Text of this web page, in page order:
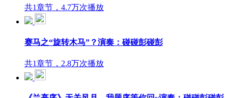
共1章节，4.7万次播放
赛马之“旋转木马”？演奏：碰碰彭碰彭
共1章节，2.8万次播放